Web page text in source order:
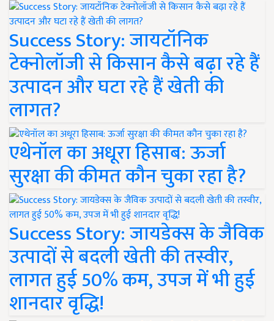
Success Story: जायटॉनिक
टेक्नोलॉजी से किसान कैसे बढ़ा रहे हैं
उत्पादन और घटा रहे हैं खेती की
लागत?
एथेनॉल का अधूरा हिसाब: ऊर्जा
सुरक्षा की कीमत कौन चुका रहा है?
Success Story: जायडेक्स के जैविक
उत्पादों से बदली खेती की तस्वीर,
लागत हुई 50% कम, उपज में भी हुई
शानदार वृद्धि!